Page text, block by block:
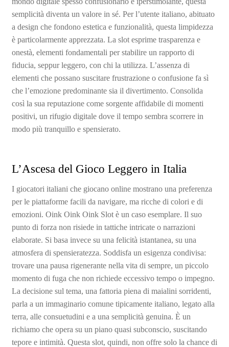
semplicità diventa un valore in sé. Per l’utente italiano, abituato
a design che fondono estetica e funzionalità, questa limpidezza
è particolarmente apprezzata. La slot esprime trasparenza e
onestà, elementi fondamentali per stabilire un rapporto di
fiducia, seppur leggero, con chi la utilizza. L’assenza di
elementi che possano suscitare frustrazione o confusione fa sì
che l’emozione predominante sia il divertimento. Consolida
così la sua reputazione come sorgente affidabile di momenti
positivi, un rifugio digitale dove il tempo sembra scorrere in
modo più tranquillo e spensierato.
L’Ascesa del Gioco Leggero in Italia
I giocatori italiani che giocano online mostrano una preferenza
per le piattaforme facili da navigare, ma ricche di colori e di
emozioni. Oink Oink Oink Slot è un caso esemplare. Il suo
punto di forza non risiede in tattiche intricate o narrazioni
elaborate. Si basa invece su una felicità istantanea, su una
atmosfera di spensieratezza. Soddisfa un esigenza condivisa:
trovare una pausa rigenerante nella vita di sempre, un piccolo
momento di fuga che non richiede eccessivo tempo o impegno.
La decisione sul tema, una fattoria piena di maialini sorridenti,
parla a un immaginario comune tipicamente italiano, legato alla
terra, alle consuetudini e a una semplicità genuina. È un
richiamo che opera su un piano quasi subconscio, suscitando
tepore e intimità. Questa slot, quindi, non offre solo la chance di